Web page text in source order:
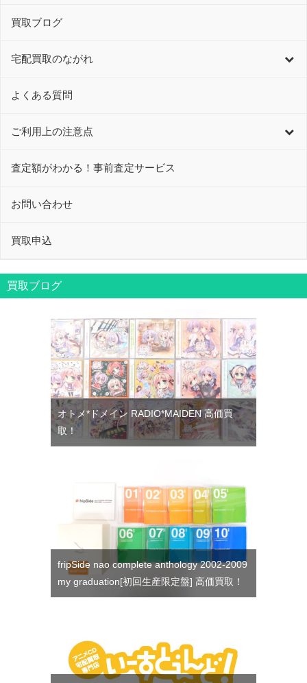
買取ブログ
宅配買取のながれ
よくある質問
ご利用上の注意点
査定額がわかる！事前査定サービス
お問い合わせ
買取申込
買取ブログ
オトメ*ドメイン RADIO*MAIDEN 高価買
取！
fripSide nao complete anthology 2002-2009
my graduation[初回生産限定盤] 高価買取！